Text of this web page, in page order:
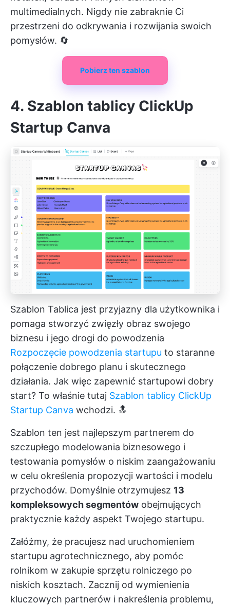
multimedialnych. Nigdy nie zabraknie Ci
przestrzeni do odkrywania i rozwijania swoich
pomysłów. 🔄
Pobierz ten szablon
4. Szablon tablicy ClickUp
Startup Canva
Szablon Tablica jest przyjazny dla użytkownika i
pomaga stworzyć zwięzły obraz swojego
biznesu i jego drogi do powodzenia
Rozpoczęcie powodzenia startupu to staranne
połączenie dobrego planu i skutecznego
działania. Jak więc zapewnić startupowi dobry
start? To właśnie tutaj Szablon tablicy ClickUp
Startup Canva wchodzi. 🔝
Szablon ten jest najlepszym partnerem do
szczupłego modelowania biznesowego i
testowania pomysłów o niskim zaangażowaniu
w celu określenia propozycji wartości i modelu
przychodów. Domyślnie otrzymujesz 13
kompleksowych segmentów obejmujących
praktycznie każdy aspekt Twojego startupu.
Załóżmy, że pracujesz nad uruchomieniem
startupu agrotechnicznego, aby pomóc
rolnikom w zakupie sprzętu rolniczego po
niskich kosztach. Zacznij od wymienienia
kluczowych partnerów i nakreślenia problemu,